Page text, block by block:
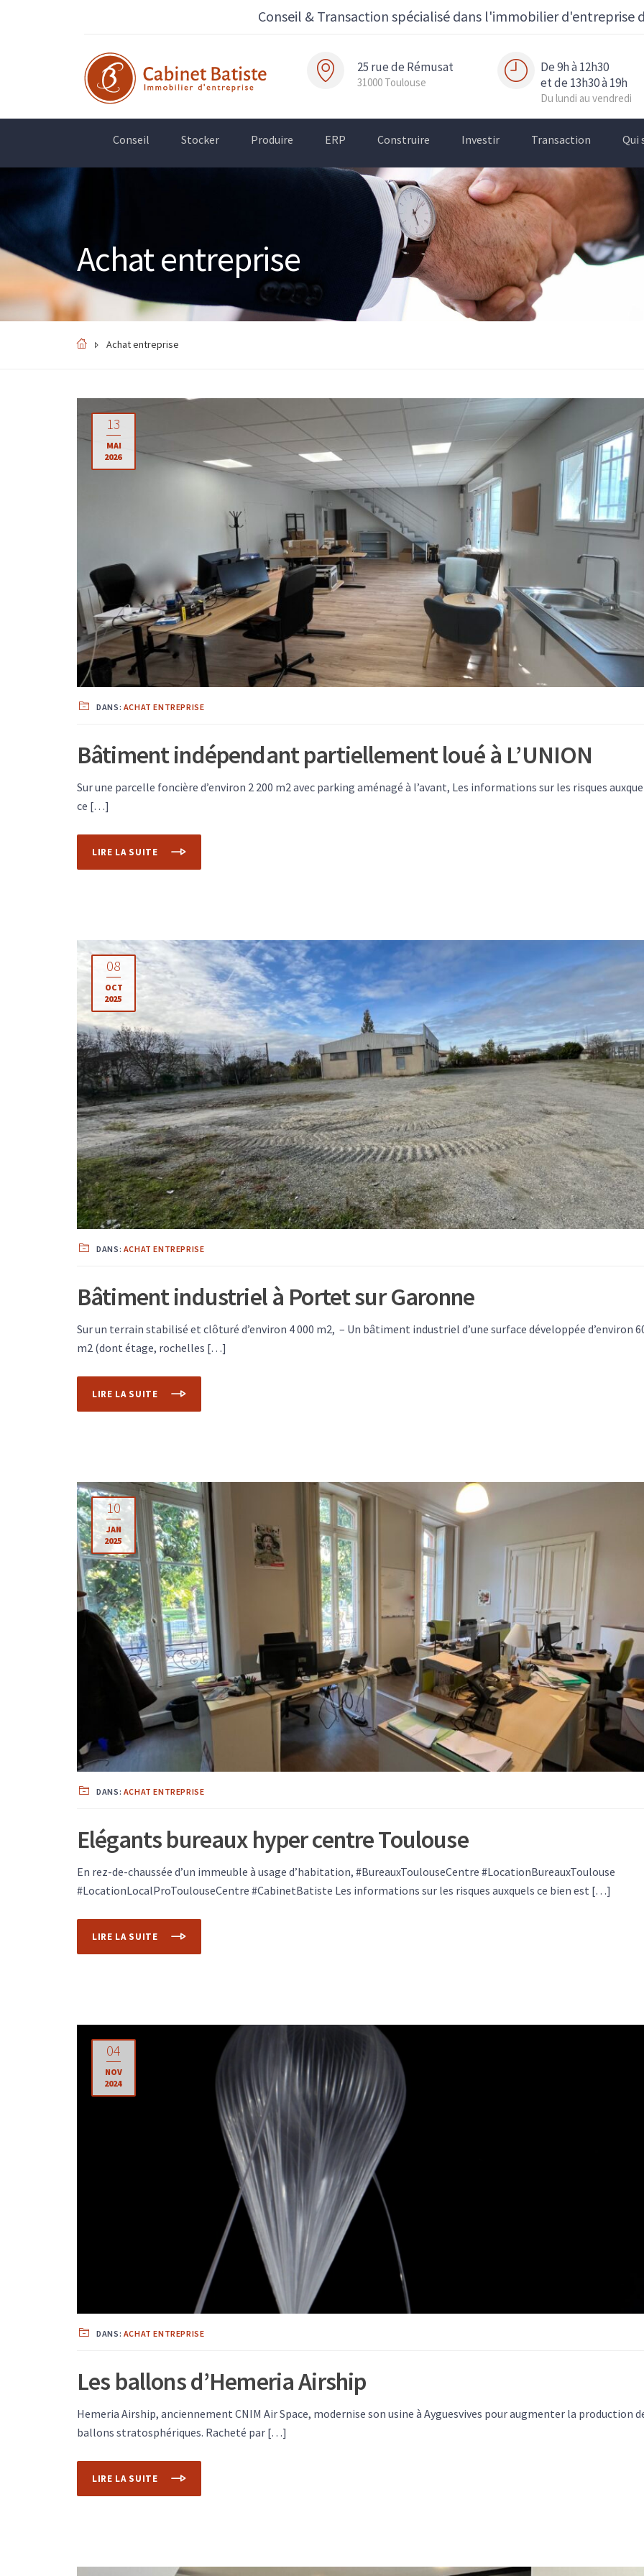
Conseil & Transaction spécialisé dans l'immobilier d'entreprise
25 rue de Rémusat
31000 Toulouse
De 9h à 12h30
et de 13h30 à 19h
Du lundi au vendredi
Conseil Stocker Produire ERP Construire Investir Transaction Qui
Achat entreprise
Achat entreprise
13
MAI
2026
DANS: ACHAT ENTREPRISE
Bâtiment indépendant partiellement loué à L’UNION
Sur une parcelle foncière d’environ 2 200 m2 avec parking aménagé à l’avant, Les informations sur les risques
ce […]
LIRE LA SUITE
08
OCT
2025
DANS: ACHAT ENTREPRISE
Bâtiment industriel à Portet sur Garonne
Sur un terrain stabilisé et clôturé d’environ 4 000 m2, – Un bâtiment industriel d’une surface développée d’environ
m2 (dont étage, rochelles […]
LIRE LA SUITE
10
JAN
2025
DANS: ACHAT ENTREPRISE
Elégants bureaux hyper centre Toulouse
En rez-de-chaussée d’un immeuble à usage d’habitation, #BureauxToulouseCentre #LocationBureauxToulouse
#LocationLocalProToulouseCentre #CabinetBatiste Les informations sur les risques auxquels ce bien est […]
LIRE LA SUITE
04
NOV
2024
DANS: ACHAT ENTREPRISE
Les ballons d’Hemeria Airship
Hemeria Airship, anciennement CNIM Air Space, modernise son usine à Ayguesvives pour augmenter la production
ballons stratosphériques. Racheté par […]
LIRE LA SUITE